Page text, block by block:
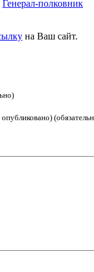
Генерал-полковник
на Ваш сайт.